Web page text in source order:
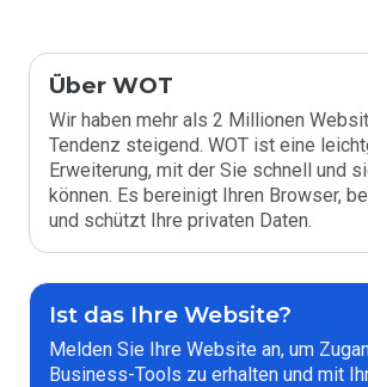
Über WOT
Wir haben mehr als 2 Millionen
Tendenz steigend. WOT ist eine
Erweiterung, mit der Sie schnell und
können. Es bereinigt Ihren Browser,
und schützt Ihre privaten Daten.
Ist das Ihre Website?
Melden Sie Ihre Website an, um
Business-Tools zu erhalten und mit